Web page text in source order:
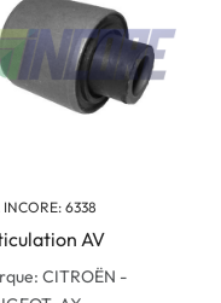
INCORE: 6338
AV
CITROËN -